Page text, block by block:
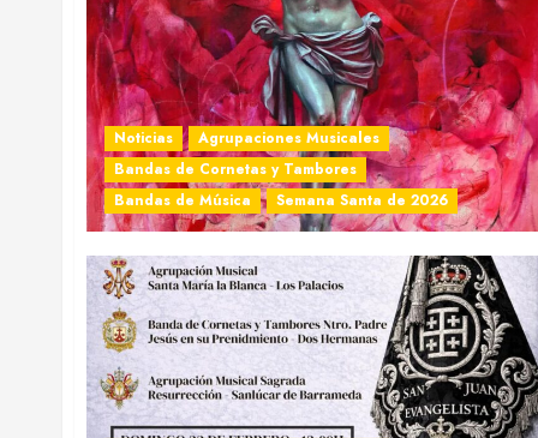
Noticias
Agrupaciones Musicales
Bandas de Cornetas y Tambores
Bandas de Música
Semana Santa de 2026